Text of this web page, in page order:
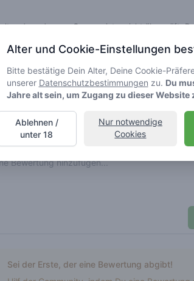
und werden von Greenmeister nicht überprüft.
Cannabiskonsum
reviews
Dein Name hier
Pick a rating
review
Sei der Erste, der eine Bewertung abgibt!
Alter und Cookie-Einstellungen
Bitte bestätige Dein Alter, Deine Cookie-
unserer Datenschutzbestimmungen zu. Du
Jahre alt sein, um Zugang zu dieser Website
Nur notwendige
Cookies
Ablehnen /
unter 18